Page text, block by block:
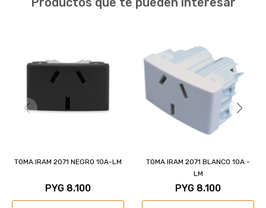
TOMA IRAM 2071 NEGRO 10A-LM
PYG 8.100
TOMA IRAM 2071 BLANCO 10A -
LM
PYG 8.100